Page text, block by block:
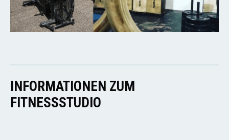
INFORMATIONEN ZUM
FITNESSSTUDIO